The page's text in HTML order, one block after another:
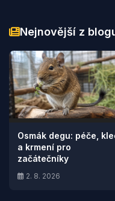
Nejnovější z
Osmák degu: péče,
a krmení pro
začátečníky
2. 8. 2026